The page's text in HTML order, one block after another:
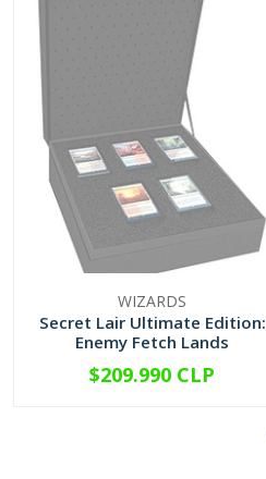
WIZARDS
Secret Lair Ultimate Edition:
Enemy Fetch Lands
NO DISPONIBLE
$209.990 CLP